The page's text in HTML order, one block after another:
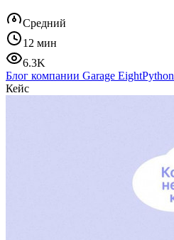
Средний
12 мин
6.3K
Блог компании Garage EightPython
Кейс